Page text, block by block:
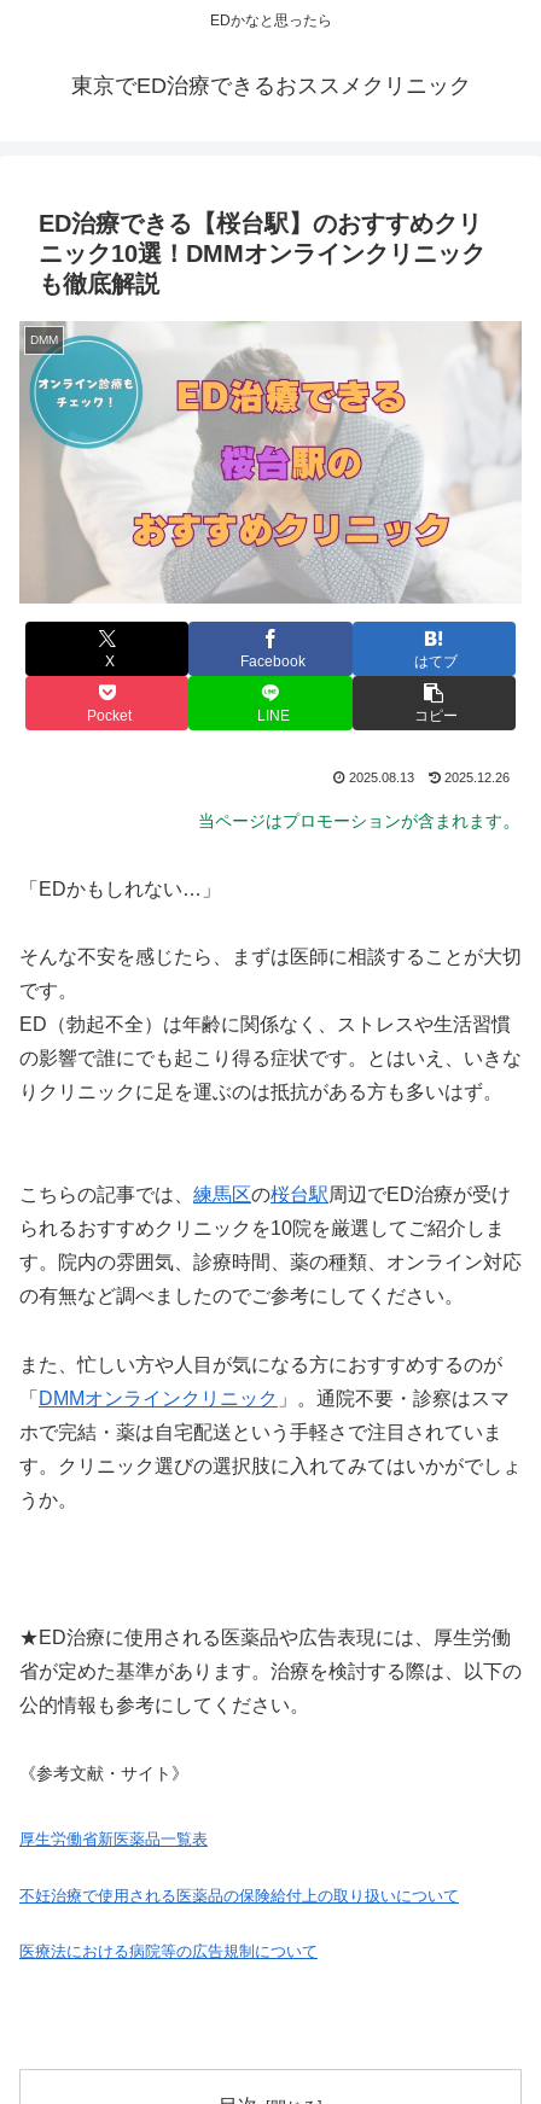
EDかなと思ったら
東京でED治療できるおススメクリニック
ED治療できる【桜台駅】のおすすめクリ
ニック10選！DMMオンラインクリニック
も徹底解説
DMM
X Facebook はてブ
Pocket LINE コピー
2025.08.13 2025.12.26
当ページはプロモーションが含まれます。
「EDかもしれない…」
そんな不安を感じたら、まずは医師に相談することが大切
です。
ED（勃起不全）は年齢に関係なく、ストレスや生活習慣
の影響で誰にでも起こり得る症状です。とはいえ、いきな
りクリニックに足を運ぶのは抵抗がある方も多いはず。
こちらの記事では、 練馬区の桜台駅周辺でED治療が受け
られるおすすめクリニックを10院を厳選してご紹介しま
す。院内の雰囲気、診療時間、薬の種類、オンライン対応
の有無など調べましたのでご参考にしてください。
また、忙しい方や人目が気になる方におすすめするのが
「 DMMオンラインクリニック 」。通院不要・診察はスマ
ホで完結・薬は自宅配送という手軽さで注目されていま
す。クリニック選びの選択肢に入れてみてはいかがでしょ
うか。
★ED治療に使用される医薬品や広告表現には、厚生労働
省が定めた基準があります。治療を検討する際は、以下の
公的情報も参考にしてください。
《参考文献・サイト》
厚生労働省新医薬品一覧表
不妊治療で使用される医薬品の保険給付上の取り扱いについて
医療法における病院等の広告規制について